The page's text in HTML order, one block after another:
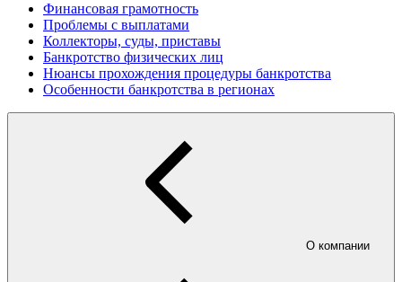
Финансовая грамотность
Проблемы с выплатами
Коллекторы, суды, приставы
Банкротство физических лиц
Нюансы прохождения процедуры банкротства
Особенности банкротства в регионах
О компании